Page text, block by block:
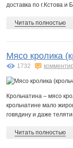
доставка по г.Кстова и
Читать полностью
Мясо кролика
1732
Крольчатина – мясо
крольчатине мало
говядину и даже
Читать полностью